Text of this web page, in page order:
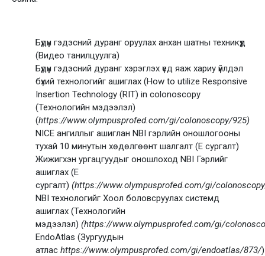
Бүдүүн гэдэсний дуранг оруулах анхан шатны техникүүд
(Видео танилцуулга)
Бүдүүн гэдэсний дуранг хэрэглэх үед яаж хариу үйлдэл
бүхий технологийг ашиглах (How to utilize Responsive
Insertion Technology (RIT) in colonoscopy
(Технологийн мэдээлэл)
(https://www.olympusprofed.com/gi/colonoscopy/925)
NICE ангиллыг ашиглан NBI гэрлийн оношлогооны
тухай 10 минутын хөдөлгөөнт шалгалт (E сургалт)
Жижигхэн ургацгуудыг оношлоход NBI Гэрлийг
ашиглах (E
сургалт) (https://www.olympusprofed.com/gi/
NBI технологийг Хоол боловсруулах системд
ашиглах (Технологийн
мэдээлэл) (https://www.olympusprofed.com/gi/
EndoAtlas (Зургуудын
атлас https://www.olympusprofed.com/gi/endoatlas/873/)